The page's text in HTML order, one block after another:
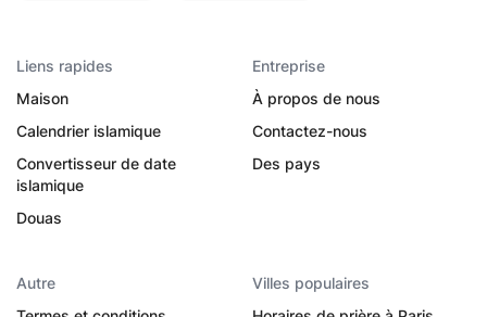
Liens rapides
Maison
Calendrier islamique
Convertisseur de date
islamique
Douas
Entreprise
À propos de nous
Contactez-nous
Des pays
Autre
Villes populaires